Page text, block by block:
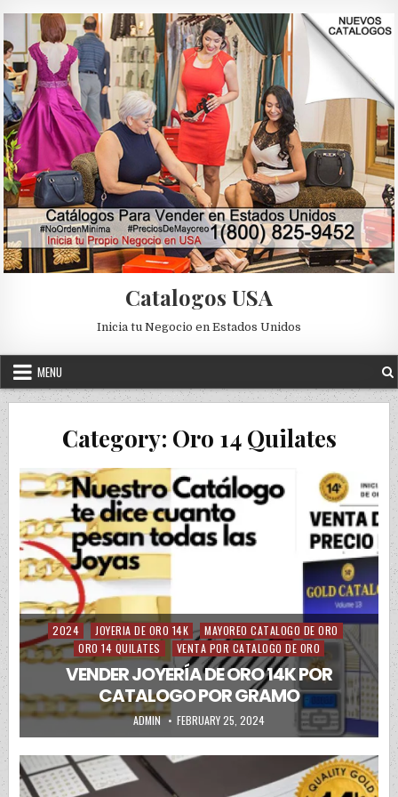
Catalogos USA
Inicia tu Negocio en Estados Unidos
MENU
Category: Oro 14 Quilates
Posted in
2024 JOYERIA DE ORO 14K
MAYOREO CATALOGO DE ORO
ORO 14 QUILATES
VENTA POR CATALOGO DE ORO
VENDER JOYERÍA DE ORO 14K POR
CATALOGO POR GRAMO
AUTHOR:
ADMIN PUBLISHED DATE:
FEBRUARY 25, 2024